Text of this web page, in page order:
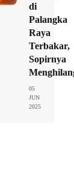
di
Palangka
Raya
Terbakar,
Sopirnya
05
JUN
2025